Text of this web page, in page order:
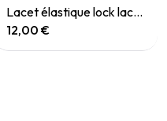
Quick View
Lacet élastique lock laces noir
12,00 €